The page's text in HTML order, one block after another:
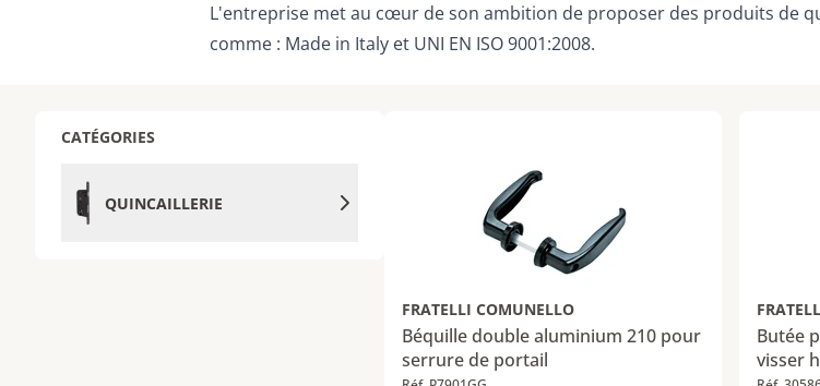
L'entreprise met au cœur de son ambition de proposer des produits de
comme : Made in Italy et UNI EN ISO 9001:2008.
CATÉGORIES
QUINCAILLERIE
FRATELLI COMUNELLO
Béquille double aluminium 210 pour
serrure de portail
Butée
visser